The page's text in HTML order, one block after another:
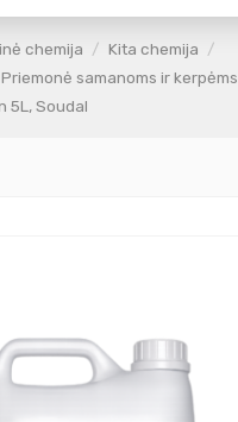
chemija
Kita chemija
Priemonė samanoms ir kerpėms
5L, Soudal